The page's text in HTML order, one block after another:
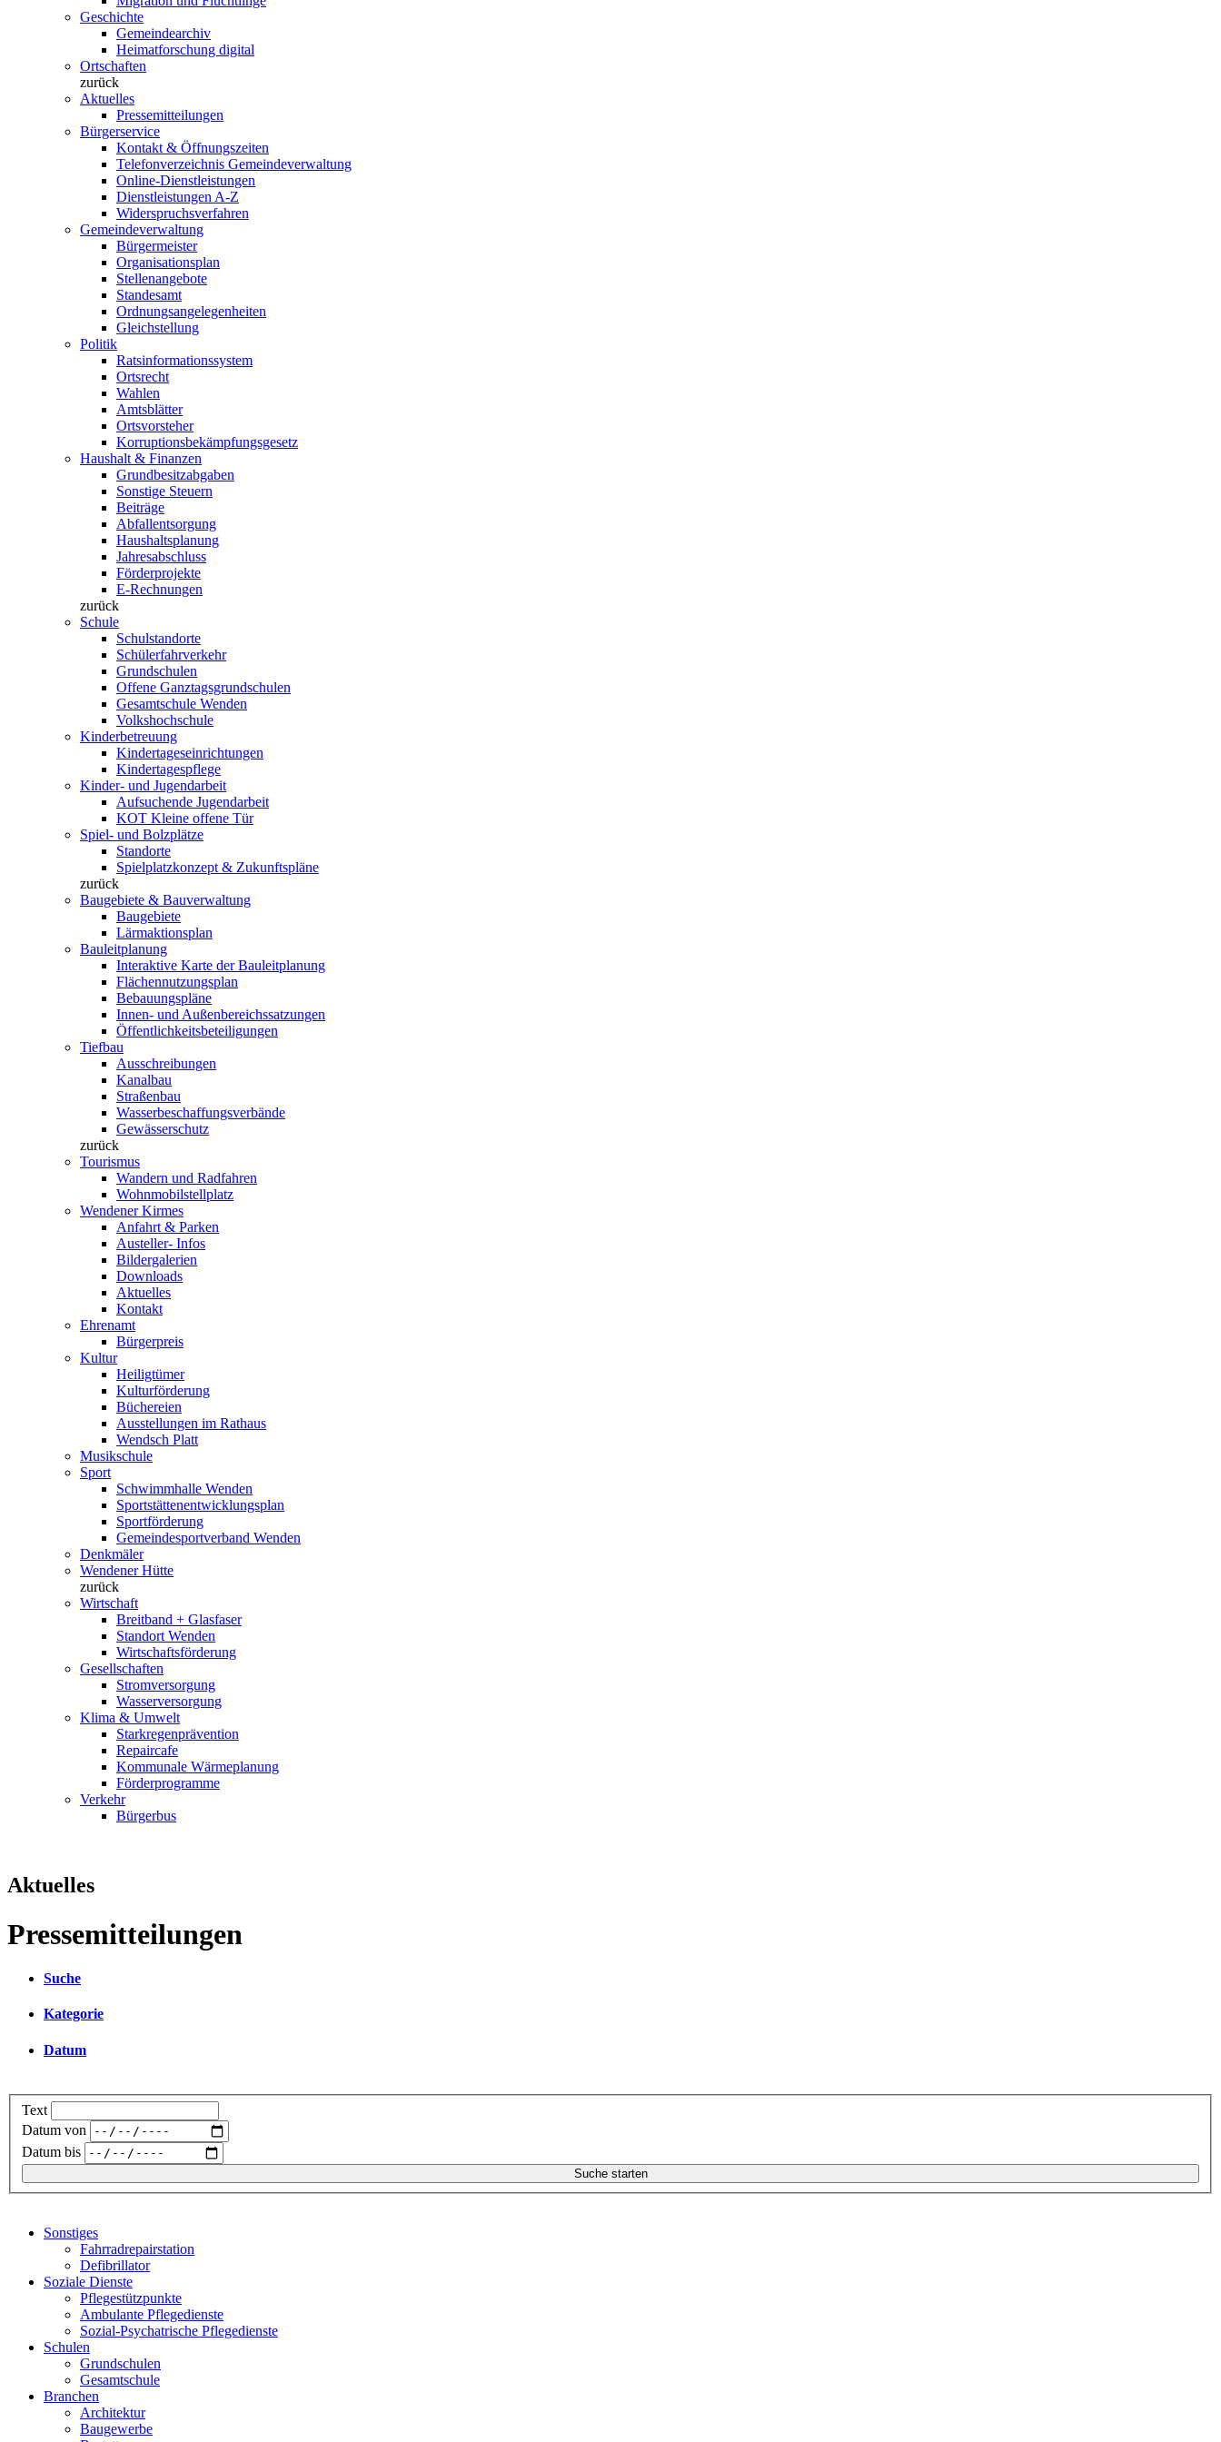
Geschichte
Gemeindearchiv
Heimatforschung digital
Ortschaften
zurück
Aktuelles
Pressemitteilungen
Bürgerservice
Kontakt & Öffnungszeiten
Telefonverzeichnis Gemeindeverwaltung
Online-Dienstleistungen
Dienstleistungen A-Z
Widerspruchsverfahren
Gemeindeverwaltung
Bürgermeister
Organisationsplan
Stellenangebote
Standesamt
Ordnungsangelegenheiten
Gleichstellung
Politik
Ratsinformationssystem
Ortsrecht
Wahlen
Amtsblätter
Ortsvorsteher
Korruptionsbekämpfungsgesetz
Haushalt & Finanzen
Grundbesitzabgaben
Sonstige Steuern
Beiträge
Abfallentsorgung
Haushaltsplanung
Jahresabschluss
Förderprojekte
E-Rechnungen
zurück
Schule
Schulstandorte
Schülerfahrverkehr
Grundschulen
Offene Ganztagsgrundschulen
Gesamtschule Wenden
Volkshochschule
Kinderbetreuung
Kindertageseinrichtungen
Kindertagespflege
Kinder- und Jugendarbeit
Aufsuchende Jugendarbeit
KOT Kleine offene Tür
Spiel- und Bolzplätze
Standorte
Spielplatzkonzept & Zukunftspläne
zurück
Baugebiete & Bauverwaltung
Baugebiete
Lärmaktionsplan
Bauleitplanung
Interaktive Karte der Bauleitplanung
Flächennutzungsplan
Bebauungspläne
Innen- und Außenbereichssatzungen
Öffentlichkeitsbeteiligungen
Tiefbau
Ausschreibungen
Kanalbau
Straßenbau
Wasserbeschaffungsverbände
Gewässerschutz
zurück
Tourismus
Wandern und Radfahren
Wohnmobilstellplatz
Wendener Kirmes
Anfahrt & Parken
Austeller- Infos
Bildergalerien
Downloads
Aktuelles
Kontakt
Ehrenamt
Bürgerpreis
Kultur
Heiligtümer
Kulturförderung
Büchereien
Ausstellungen im Rathaus
Wendsch Platt
Musikschule
Sport
Schwimmhalle Wenden
Sportstättenentwicklungsplan
Sportförderung
Gemeindesportverband Wenden
Denkmäler
Wendener Hütte
zurück
Wirtschaft
Breitband + Glasfaser
Standort Wenden
Wirtschaftsförderung
Gesellschaften
Stromversorgung
Wasserversorgung
Klima & Umwelt
Starkregenprävention
Repaircafe
Kommunale Wärmeplanung
Förderprogramme
Verkehr
Bürgerbus
Aktuelles
Pressemitteilungen
Suche
Kategorie
Datum
Text
Datum von
Datum bis
Sonstiges
Fahrradrepairstation
Defibrillator
Soziale Dienste
Pflegestützpunkte
Ambulante Pflegedienste
Sozial-Psychatrische Pflegedienste
Schulen
Grundschulen
Gesamtschule
Branchen
Architektur
Baugewerbe